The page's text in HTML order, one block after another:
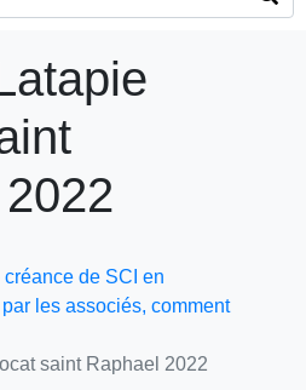
de SCI en
les associés, comment
saint Raphael 2022